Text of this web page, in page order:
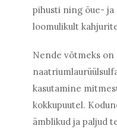
pihusti ning õue- ja
loomulikult
Nende võtmeks on
kasutamine
kokkupuutel.
ämblikud ja paljud